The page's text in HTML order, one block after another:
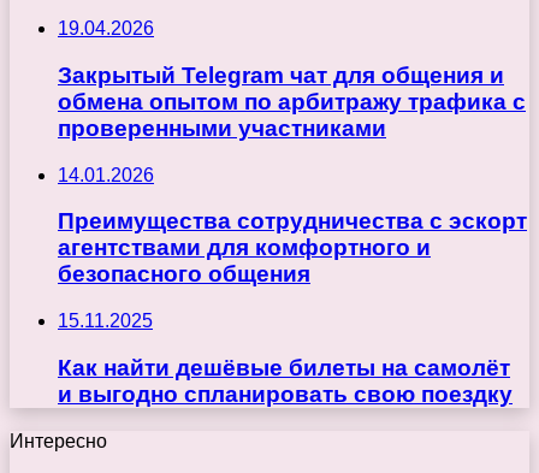
19.04.2026
Закрытый Telegram чат для общения и
обмена опытом по арбитражу трафика с
проверенными участниками
14.01.2026
Преимущества сотрудничества с эскорт
агентствами для комфортного и
безопасного общения
15.11.2025
Как найти дешёвые билеты на самолёт
и выгодно спланировать свою поездку
Интересно